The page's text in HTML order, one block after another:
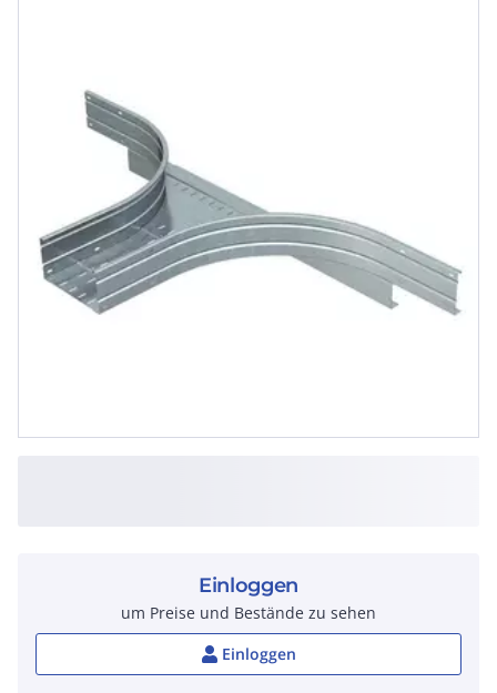
Einloggen
um Preise und Bestände zu sehen
Einloggen